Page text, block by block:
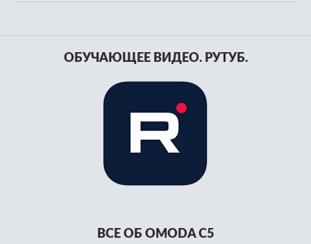
ОБУЧАЮЩЕЕ ВИДЕО. РУТУБ.
ВСЕ ОБ OMODA C5